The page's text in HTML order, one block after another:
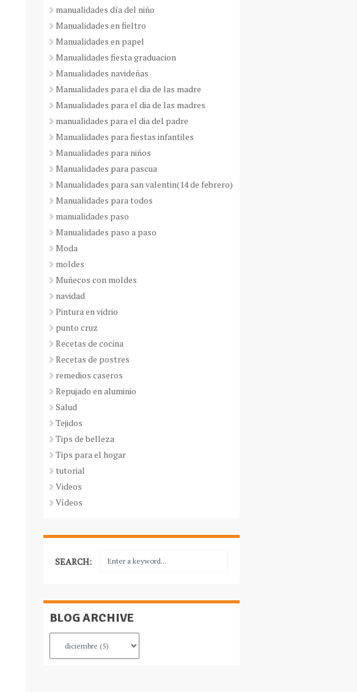
manualidades día del niño
Manualidades en fieltro
Manualidades en papel
Manualidades fiesta graduacion
Manualidades navideñas
Manualidades para el dia de las madre
Manualidades para el dia de las madres
manualidades para el dia del padre
Manualidades para fiestas infantiles
Manualidades para niños
Manualidades para pascua
Manualidades para san valentin(14 de febrero)
Manualidades para todos
manualidades paso
Manualidades paso a paso
Moda
moldes
Muñecos con moldes
navidad
Pintura en vidrio
punto cruz
Recetas de cocina
Recetas de postres
remedios caseros
Repujado en aluminio
Salud
Tejidos
Tips de belleza
Tips para el hogar
tutorial
Videos
Vídeos
SEARCH:
BLOG ARCHIVE